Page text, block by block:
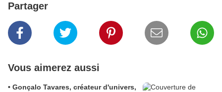
Partager
Vous aimerez aussi
• Gonçalo Tavares, créateur d'univers,